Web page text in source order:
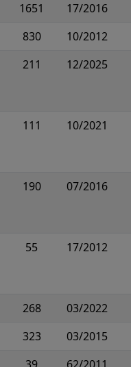
1651 17/2016
830 10/2012
211 12/2025
111 10/2021
190 07/2016
55 17/2012
268 03/2022
323 03/2015